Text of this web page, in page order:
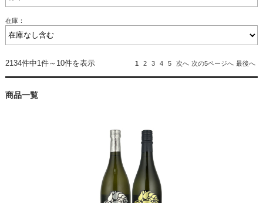
在庫：
2134件中1件～10件を表示 1 2 3 4 5 次へ 次の5ページへ 最後へ
商品一覧